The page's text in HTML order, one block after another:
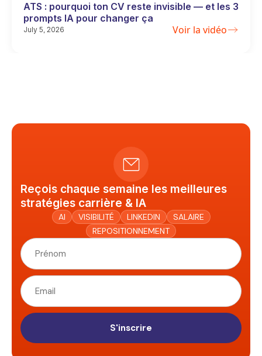
ATS : pourquoi ton CV reste invisible — et les 3
prompts IA pour changer ça
July 5, 2026 Voir la vidéo
Reçois chaque semaine les meilleures
stratégies carrière & IA
AI VISIBILITÉ LINKEDIN
SALAIRE
REPOSITIONNEMENT
S'inscrire